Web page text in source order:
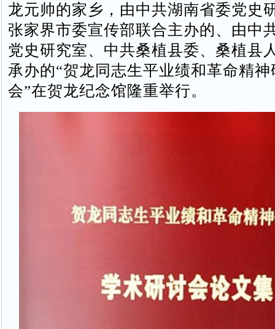
龙元帅的家乡，由中共湖南省委党史
张家界市委宣传部联合主办的、由中
党史研究室、中共桑植县委、桑植县
承办的“贺龙同志生平业绩和革命精
会”在贺龙纪念馆隆重举行。